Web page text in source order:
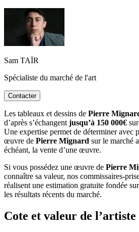
Sam TAÏR
Spécialiste du marché de l'art
Contacter
Les tableaux et dessins de Pierre
d’après s’échangent jusqu’à 150 000€
Une expertise permet de déterminer avec
œuvre de Pierre Mignard sur le marché
échéant, la vente d’une œuvre.
Si vous possédez une œuvre de Pierre
connaître sa valeur, nos commissaires-
réalisent une estimation gratuite fondée
les résultats récents du marché.
Cote et valeur de